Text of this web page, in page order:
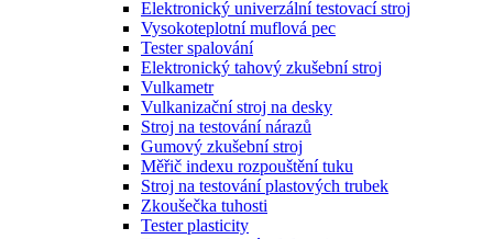
Elektronický univerzální testovací stroj
Vysokoteplotní muflová pec
Tester spalování
Elektronický tahový zkušební stroj
Vulkametr
Vulkanizační stroj na desky
Stroj na testování nárazů
Gumový zkušební stroj
Měřič indexu rozpouštění tuku
Stroj na testování plastových trubek
Zkoušečka tuhosti
Tester plasticity